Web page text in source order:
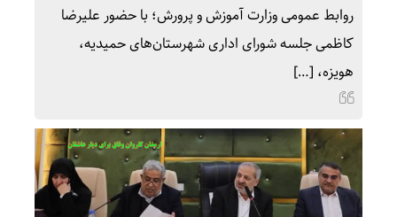
روابط عمومی وزارت آموزش و پرورش؛ با حضور علیرضا
کاظمی جلسه شورای اداری شهرستان‌های حمیدیه،
هویزه، […]